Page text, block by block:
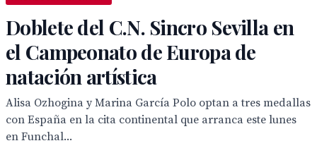
Doblete del C.N. Sincro Sevilla en
el Campeonato de Europa de
natación artística
Alisa Ozhogina y Marina García Polo optan a tres medallas
con España en la cita continental que arranca este lunes
en Funchal...